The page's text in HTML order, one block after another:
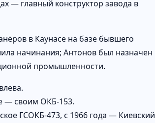
— главный конструктор завода в
в Каунасе на базе бывшего
начинания; Антонов был назначен
промышленности.
— своим ОКБ-153.
ГСОКБ-473, с 1966 года — Киевский